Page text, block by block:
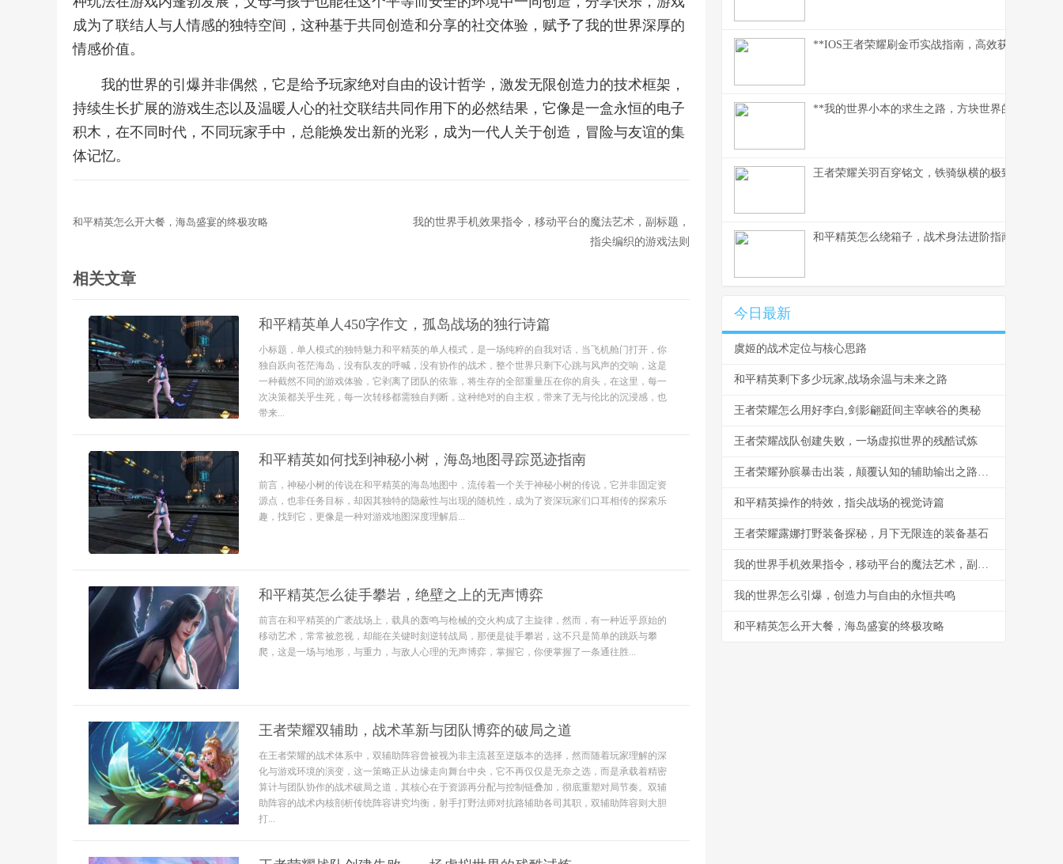
成为了联结人与人情感的独特空间，这种基于共同创造和分享的社交体验，赋予了我的世界深厚的
情感价值。
我的世界的引爆并非偶然，它是给予玩家绝对自由的设计哲学，激发无限创造力的技术框架，
持续生长扩展的游戏生态以及温暖人心的社交联结共同作用下的必然结果，它像是一盒永恒的电子
积木，在不同时代，不同玩家手中，总能焕发出新的光彩，成为一代人关于创造，冒险与友谊的集
体记忆。
和平精英怎么开大餐，海岛盛宴的终极攻略
我的世界手机效果指令，移动平台的魔法艺术，副标题，
指尖编织的游戏法则
相关文章
和平精英单人450字作文，孤岛战场的独行诗篇
小标题，单人模式的独特魅力和平精英的单人模式，是一场纯粹的自我对话，当飞机舱门打开，你
独自跃向苍茫海岛，没有队友的呼喊，没有协作的战术，整个世界只剩下心跳与风声的交响，这是
一种截然不同的游戏体验，它剥离了团队的依靠，将生存的全部重量压在你的肩头，在这里，每一
次决策都关乎生死，每一次转移都需独自判断，这种绝对的自主权，带来了无与伦比的沉浸感，也
带来...
和平精英如何找到神秘小树，海岛地图寻踪觅迹指南
前言，神秘小树的传说在和平精英的海岛地图中，流传着一个关于神秘小树的传说，它并非固定资
源点，也非任务目标，却因其独特的隐蔽性与出现的随机性，成为了资深玩家们口耳相传的探索乐
趣，找到它，更像是一种对游戏地图深度理解后...
和平精英怎么徒手攀岩，绝壁之上的无声博弈
前言在和平精英的广袤战场上，载具的轰鸣与枪械的交火构成了主旋律，然而，有一种近乎原始的
移动艺术，常常被忽视，却能在关键时刻逆转战局，那便是徒手攀岩，这不只是简单的跳跃与攀
爬，这是一场与地形，与重力，与敌人心理的无声博弈，掌握它，你便掌握了一条通往胜...
王者荣耀双辅助，战术革新与团队博弈的破局之道
在王者荣耀的战术体系中，双辅助阵容曾被视为非主流甚至逆版本的选择，然而随着玩家理解的深
化与游戏环境的演变，这一策略正从边缘走向舞台中央，它不再仅仅是无奈之选，而是承载着精密
算计与团队协作的战术破局之道，其核心在于资源再分配与控制链叠加，彻底重塑对局节奏。双辅
助阵容的战术内核剖析传统阵容讲究均衡，射手打野法师对抗路辅助各司其职，双辅助阵容则大胆
打...
**IOS王者荣耀刷金币实战指南，高效获取财富之
**我的世界小本的求生之路，方块世界的末日生存
王者荣耀关羽百穿铭文，铁骑纵横的极致穿透之
和平精英怎么绕箱子，战术身法进阶指南副标题
今日最新
虞姬的战术定位与核心思路
和平精英剩下多少玩家,战场余温与未来之路
王者荣耀怎么用好李白,剑影翩跹间主宰峡谷的奥秘
王者荣耀战队创建失败，一场虚拟世界的残酷试炼
王者荣耀孙膑暴击出装，颠覆认知的辅助输出之路副标题
和平精英操作的特效，指尖战场的视觉诗篇
王者荣耀露娜打野装备探秘，月下无限连的装备基石
我的世界手机效果指令，移动平台的魔法艺术，副标题，指尖编织的游戏法则
我的世界怎么引爆，创造力与自由的永恒共鸣
和平精英怎么开大餐，海岛盛宴的终极攻略